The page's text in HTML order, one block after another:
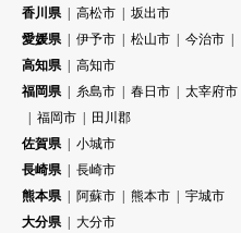
香川県
高松市
坂出市
愛媛県
伊予市 松山市 今治市
高知県
高知市
福岡県
糸島市 春日市 太宰府市
福岡市
田川郡
佐賀県
小城市
長崎県
長崎市
熊本県
阿蘇市 熊本市
宇城市
大分県
大分市